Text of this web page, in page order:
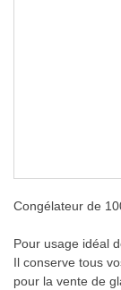
Congélateur de
Pour usage idéal
Il conserve tous
pour la vente de